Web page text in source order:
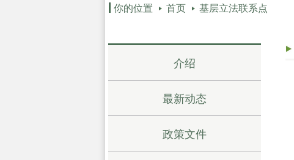
你的位置 首页 基层立法联系点
介绍
最新动态
政策文件